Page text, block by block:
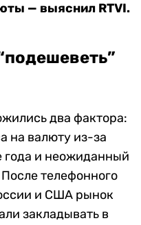
— выяснил RTVI.
два фактора:
на валюту из-за
года и неожиданный
телефонного
и США рынок
закладывать в